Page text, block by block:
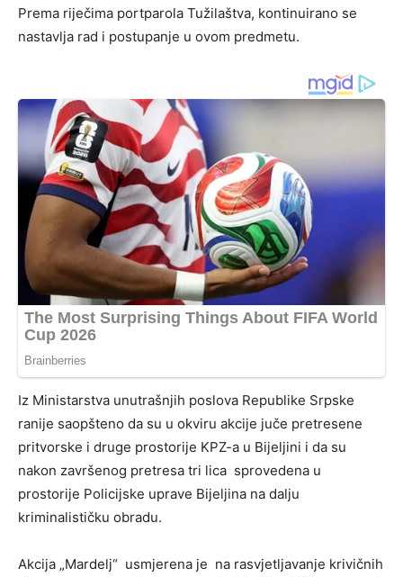
Prema riječima portparola Tužilaštva, kontinuirano se
nastavlja rad i postupanje u ovom predmetu.
Iz Ministarstva unutrašnjih poslova Republike Srpske
ranije saopšteno da su u okviru akcije juče pretresene
pritvorske i druge prostorije KPZ-a u Bijeljini i da su
nakon završenog pretresa tri lica sprovedena u
prostorije Policijske uprave Bijeljina na dalju
kriminalističku obradu.
Akcija „Mardelj“ usmjerena je na rasvjetljavanje krivičnih